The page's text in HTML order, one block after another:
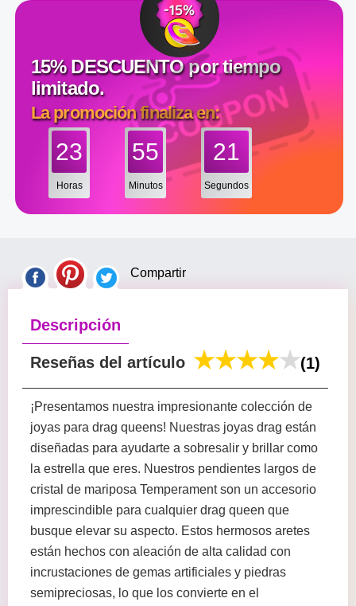
15% DESCUENTO por tiempo
limitado.
La promoción finaliza en:
23
Horas
55
Minutos
20
Segundos
Compartir
Descripción
Reseñas del artículo (1)
¡Presentamos nuestra impresionante colección de
joyas para drag queens! Nuestras joyas drag están
diseñadas para ayudarte a sobresalir y brillar como
la estrella que eres. Nuestros pendientes largos de
cristal de mariposa Temperament son un accesorio
imprescindible para cualquier drag queen que
busque elevar su aspecto. Estos hermosos aretes
están hechos con aleación de alta calidad con
incrustaciones de gemas artificiales y piedras
semipreciosas, lo que los convierte en el